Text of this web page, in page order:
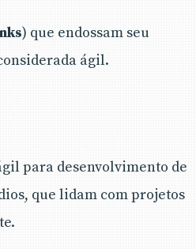
) que endossam seu
ágil.
para desenvolvimento de
que lidam com projetos